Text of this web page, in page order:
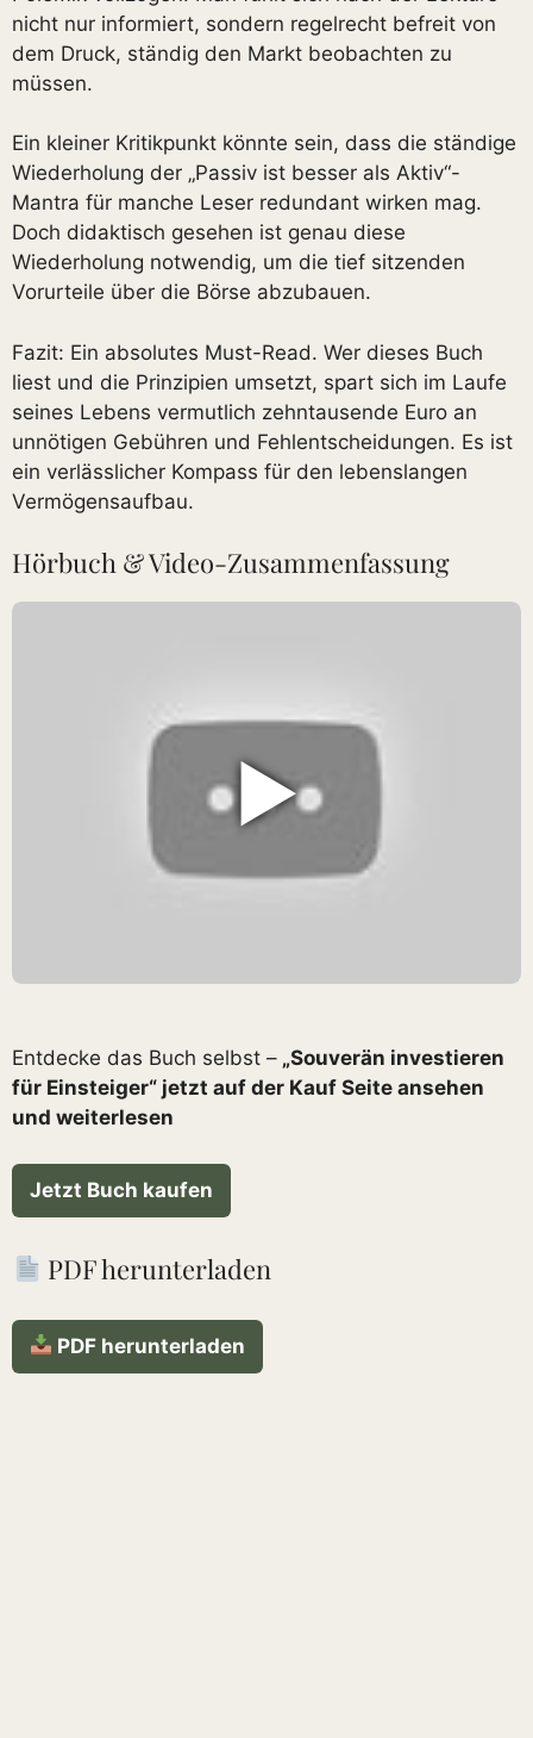
nicht nur informiert, sondern regelrecht befreit von
dem Druck, ständig den Markt beobachten zu
müssen.
Ein kleiner Kritikpunkt könnte sein, dass die ständige
Wiederholung der „Passiv ist besser als Aktiv“-
Mantra für manche Leser redundant wirken mag.
Doch didaktisch gesehen ist genau diese
Wiederholung notwendig, um die tief sitzenden
Vorurteile über die Börse abzubauen.
Fazit: Ein absolutes Must-Read. Wer dieses Buch
liest und die Prinzipien umsetzt, spart sich im Laufe
seines Lebens vermutlich zehntausende Euro an
unnötigen Gebühren und Fehlentscheidungen. Es ist
ein verlässlicher Kompass für den lebenslangen
Vermögensaufbau.
Hörbuch & Video-Zusammenfassung
▶
Entdecke das Buch selbst – „Souverän investieren
für Einsteiger“ jetzt auf der Kauf Seite ansehen
und weiterlesen
Jetzt Buch kaufen
PDF herunterladen
PDF herunterladen